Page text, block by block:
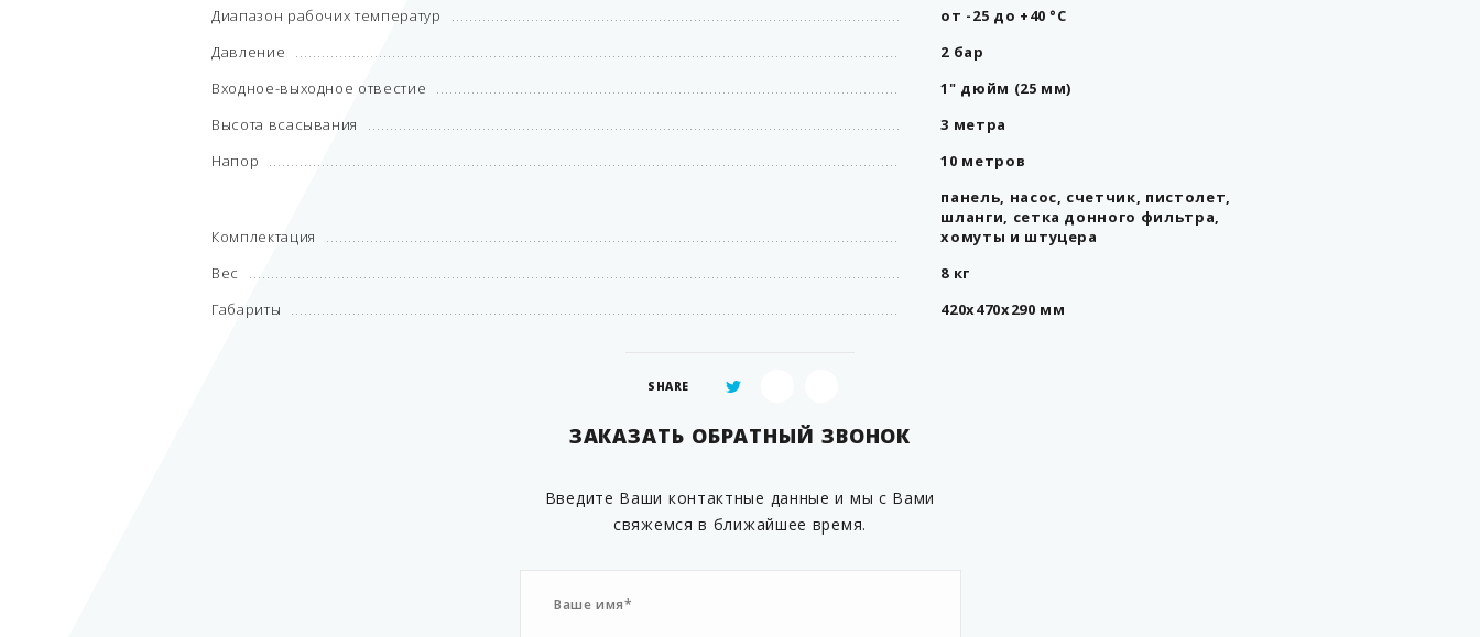
Диапазон рабочих температур
от -25 до +40 °С
Давление
2 бар
Входное-выходное отвестие
1" дюйм (25 мм)
Высота всасывания
3 метра
Напор
10 метров
Комплектация
панель, насос, счетчик, пистолет,
шланги, сетка донного фильтра,
хомуты и штуцера
Вес
8 кг
Габариты
420х470х290 мм
SHARE
ЗАКАЗАТЬ ОБРАТНЫЙ ЗВОНОК
Введите Ваши контактные данные и мы с Вами
свяжемся в ближайшее время.